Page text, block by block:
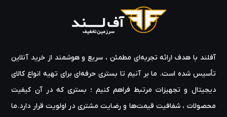
آفلند با هدف ارائه‌ تجربه‌ای مطمئن ، سریع و هوشمند از خرید آنلاین
تأسیس شده است. ما بر آنیم تا بستری حرفه‌ای برای تهیه‌ انواع کالای
دیجیتال و تجهیزات مرتبط فراهم کنیم ؛ بستری که در آن کیفیت
محصولات ، شفافیت قیمت‌ها و رضایت مشتری در اولویت قرار دارد.ما